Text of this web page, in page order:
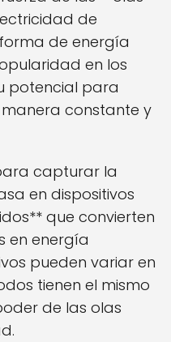
de
de energía
en los
potencial para
constante y
capturar la
en dispositivos
que convierten
en energía
pueden variar en
tienen el mismo
de las olas